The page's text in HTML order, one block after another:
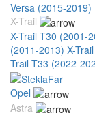
Versa (2015-2019)
X-Trail
X-Trail T30 (2001-
(2011-2013) X-
Trail T33 (2022-
Opel
Astra